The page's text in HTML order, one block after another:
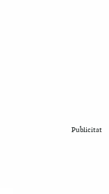
Publicitat